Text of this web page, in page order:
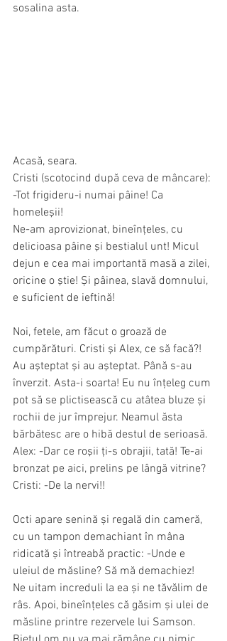
sosalina asta.
Acasă, seara.
Cristi (scotocind după ceva de mâncare):
-Tot frigideru-i numai pâine! Ca
homeleşii!
Ne-am aprovizionat, bineînţeles, cu
delicioasa pâine şi bestialul unt! Micul
dejun e cea mai importantă masă a zilei,
oricine o ştie! Și pâinea, slavă domnului,
e suficient de ieftină!
Noi, fetele, am făcut o groază de
cumpărături. Cristi şi Alex, ce să facă?!
Au aşteptat şi au aşteptat. Până s-au
înverzit. Asta-i soarta! Eu nu înțeleg cum
pot să se plictisească cu atâtea bluze și
rochii de jur împrejur. Neamul ăsta
bărbătesc are o hibă destul de serioasă.
Alex: -Dar ce roşii ţi-s obrajii, tată! Te-ai
bronzat pe aici, prelins pe lângă vitrine?
Cristi: -De la nervi!!
Octi apare senină și regală din cameră,
cu un tampon demachiant în mâna
ridicată și întreabă practic: -Unde e
uleiul de măsline? Să mă demachiez!
Ne uitam increduli la ea și ne tăvălim de
râs. Apoi, bineînțeles că găsim și ulei de
măsline printre rezervele lui Samson.